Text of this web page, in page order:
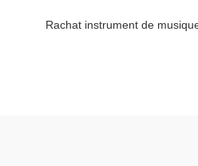
Rachat instrument de